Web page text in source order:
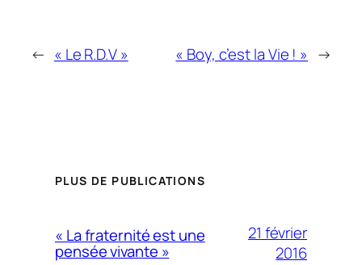
← « Le R.D.V » « Boy, c’est la Vie ! » →
PLUS DE PUBLICATIONS
« La fraternité est une
pensée vivante »
21 février
2016